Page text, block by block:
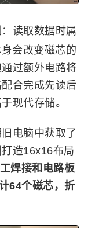
读取数据时属
会改变磁芯的
过额外电路将
合完成先读后
现代存储。
电脑中获取了
造16x16布局
焊接和电路板
64个磁芯，折